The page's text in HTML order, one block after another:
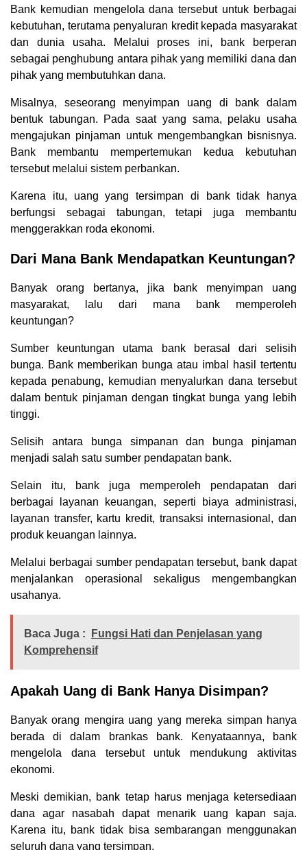
Bank kemudian mengelola dana tersebut untuk berbagai
kebutuhan, terutama penyaluran kredit kepada masyarakat
dan dunia usaha. Melalui proses ini, bank berperan
sebagai penghubung antara pihak yang memiliki dana dan
pihak yang membutuhkan dana.
Misalnya, seseorang menyimpan uang di bank dalam
bentuk tabungan. Pada saat yang sama, pelaku usaha
mengajukan pinjaman untuk mengembangkan bisnisnya.
Bank membantu mempertemukan kedua kebutuhan
tersebut melalui sistem perbankan.
Karena itu, uang yang tersimpan di bank tidak hanya
berfungsi sebagai tabungan, tetapi juga membantu
menggerakkan roda ekonomi.
Dari Mana Bank Mendapatkan Keuntungan?
Banyak orang bertanya, jika bank menyimpan uang
masyarakat, lalu dari mana bank memperoleh
keuntungan?
Sumber keuntungan utama bank berasal dari selisih
bunga. Bank memberikan bunga atau imbal hasil tertentu
kepada penabung, kemudian menyalurkan dana tersebut
dalam bentuk pinjaman dengan tingkat bunga yang lebih
tinggi.
Selisih antara bunga simpanan dan bunga pinjaman
menjadi salah satu sumber pendapatan bank.
Selain itu, bank juga memperoleh pendapatan dari
berbagai layanan keuangan, seperti biaya administrasi,
layanan transfer, kartu kredit, transaksi internasional, dan
produk keuangan lainnya.
Melalui berbagai sumber pendapatan tersebut, bank dapat
menjalankan operasional sekaligus mengembangkan
usahanya.
Baca Juga :
Fungsi Hati dan Penjelasan yang
Komprehensif
Apakah Uang di Bank Hanya Disimpan?
Banyak orang mengira uang yang mereka simpan hanya
berada di dalam brankas bank. Kenyataannya, bank
mengelola dana tersebut untuk mendukung aktivitas
ekonomi.
Meski demikian, bank tetap harus menjaga ketersediaan
dana agar nasabah dapat menarik uang kapan saja.
Karena itu, bank tidak bisa sembarangan menggunakan
seluruh dana yang tersimpan.